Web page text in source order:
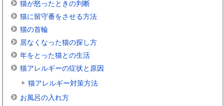
猫が怒ったときの判断
猫に留守番をさせる方法
猫の首輪
居なくなった猫の探し方
年をとった猫との生活
猫アレルギーの症状と原因
猫アレルギー対策方法
お風呂の入れ方